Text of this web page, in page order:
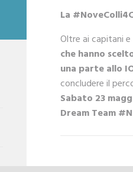
La
Oltre ai capitani
che hanno
una parte allo
concludere il
Sabato 23
Dream Team